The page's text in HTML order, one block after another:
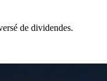
de dividendes.